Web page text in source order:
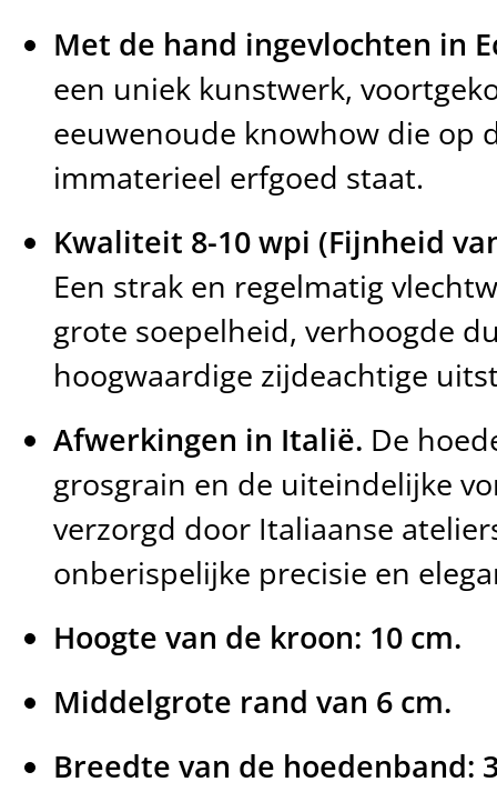
Met de hand ingevlochten in
een uniek kunstwerk,
eeuwenoude knowhow die op
immaterieel erfgoed staat.
Kwaliteit 8-10 wpi (Fijnheid
Een strak en regelmatig
grote soepelheid, verhoogde
hoogwaardige zijdeachtige
Afwerkingen in Italië. De
grosgrain en de uiteindelijke
verzorgd door Italiaanse
onberispelijke precisie en
Hoogte van de kroon: 10 cm.
Middelgrote rand van 6 cm.
Breedte van de hoedenband: